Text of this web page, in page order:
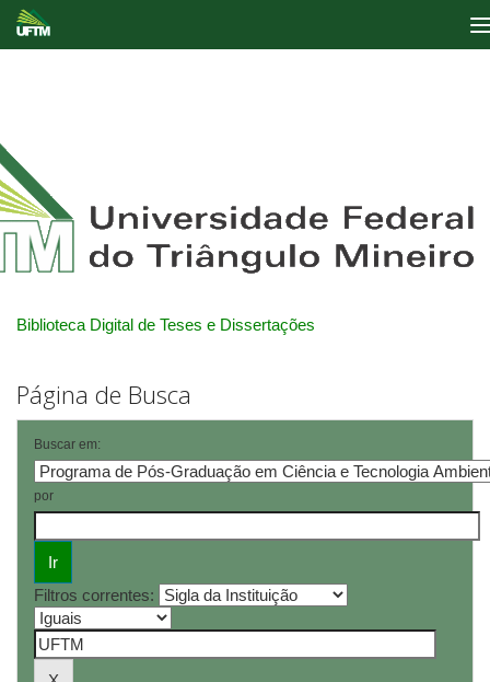
Biblioteca Digital de Teses e Dissertações
Página de Busca
Buscar em:
por
Filtros correntes: